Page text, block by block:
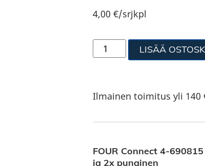
4,00 €/srjkpl
LISÄÄ
Ilmainen toimitus yli 140
FOUR Connect 4-
ja 2x punainen